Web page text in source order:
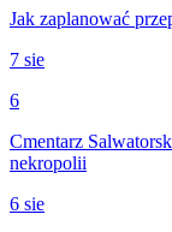
Jak zaplanować
7 sie
6
Cmentarz
nekropolii
6 sie